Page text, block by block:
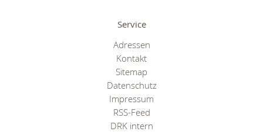
Service
Adressen
Kontakt
Sitemap
Datenschutz
Impressum
RSS-Feed
DRK intern